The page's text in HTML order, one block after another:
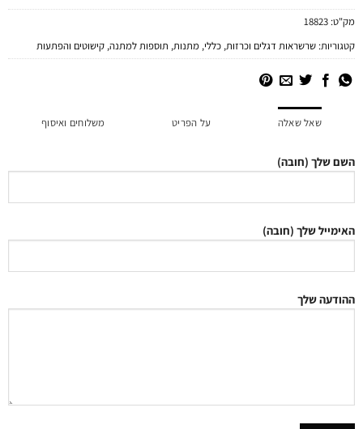
מק"ט:18823
קטגוריות:שרשראות דגלים וכרזות,כללי,מתנות,תוספות למתנה,קישוטים והפתעות
שאל שאלה על הפריט משלוחים ואיסוף
השם שלך (חובה)
האימייל שלך (חובה)
ההודעה שלך